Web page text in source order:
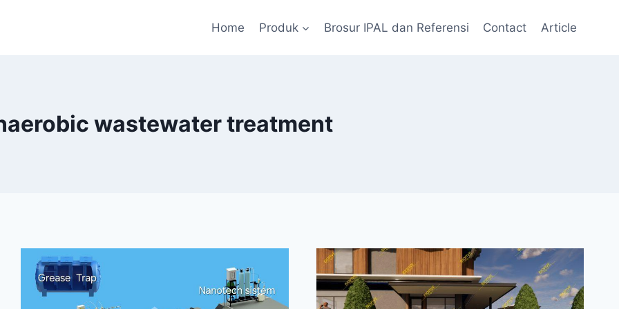
Home Produk Brosur IPAL dan Referensi Contact Article
wastewater treatment